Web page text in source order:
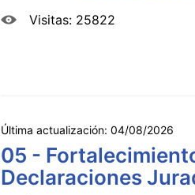
Visitas: 25822
Última actualización: 04/08/2026
05 -
Declaraciones